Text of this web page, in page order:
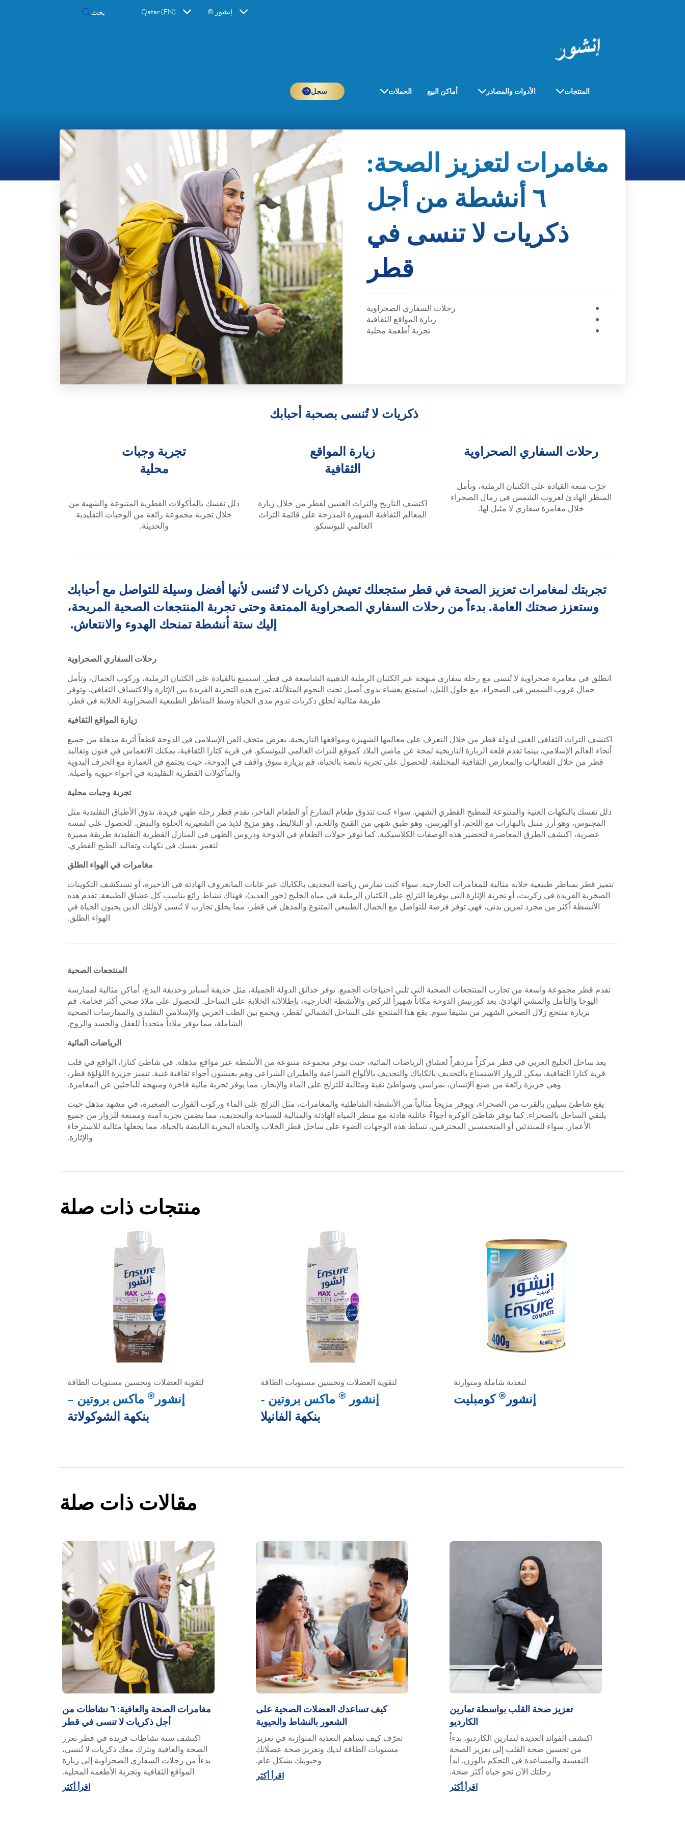
إنشور ® Qatar (EN)
المنتجات الأدوات والمصادر أماكن البيع الحملات سجل
مغامرات لتعزيز الصحة:
٦ أنشطة من أجل
ذكريات لا تنسى في
قطر
رحلات السفاري الصحراوية
زيارة المواقع الثقافية
تجربة أطعمة محلية
ذكريات لا تُنسى بصحبة أحبابك
رحلات السفاري الصحراوية
جرّب متعة القيادة على الكثبان الرملية، وتأمل
المنظر الهادئ لغروب الشمس في رمال الصحراء
خلال مغامرة سفاري لا مثيل لها.
زيارة المواقع
الثقافية
اكتشف التاريخ والتراث الغنيين لقطر من خلال زيارة
المعالم الثقافية الشهيرة المدرجة على قائمة التراث
العالمي لليونسكو.
تجربة وجبات
محلية
دلل نفسك بالمأكولات القطرية المتنوعة والشهية من
خلال تجربة مجموعة رائعة من الوجبات التقليدية
والحديثة.
تجربتك لمغامرات تعزيز الصحة في قطر ستجعلك تعيش ذكريات لا تُنسى لأنها أفضل وسيلة للتواصل مع أحبابك
وستعزز صحتك العامة. بدءاً من رحلات السفاري الصحراوية الممتعة وحتى تجربة المنتجعات الصحية المريحة،
إليك ستة أنشطة تمنحك الهدوء والانتعاش.
رحلات السفاري الصحراوية
انطلق في مغامرة صحراوية لا تُنسى مع رحلة سفاري مبهجة عبر الكثبان الرملية الذهبية الشاسعة في قطر. استمتع بالقيادة على الكثبان الرملية، وركوب الجمال، وتأمل
جمال غروب الشمس في الصحراء. مع حلول الليل، استمتع بعشاء بدوي أصيل تحت النجوم المتلألئة. تمزج هذه التجربة الفريدة بين الإثارة والاكتشاف الثقافي، وتوفر
طريقة مثالية لخلق ذكريات تدوم مدى الحياة وسط المناظر الطبيعية الصحراوية الخلابة في قطر.
زيارة المواقع الثقافية
اكتشف التراث الثقافي الغني لدولة قطر من خلال التعرف على معالمها الشهيرة ومواقعها التاريخية. يعرض متحف الفن الإسلامي في الدوحة قطعاً أثرية مذهلة من جميع
أنحاء العالم الإسلامي، بينما تقدم قلعة الزبارة التاريخية لمحة عن ماضي البلاد كموقع للتراث العالمي لليونسكو. في قرية كتارا الثقافية، يمكنك الانغماس في فنون وتقاليد
قطر من خلال الفعاليات والمعارض الثقافية المختلفة. للحصول على تجربة نابضة بالحياة، قم بزيارة سوق واقف في الدوحة، حيث يجتمع فن العمارة مع الحرف اليدوية
والمأكولات القطرية التقليدية في أجواء حيوية وأصيلة.
تجربة وجبات محلية
دلل نفسك بالنكهات الغنية والمتنوعة للمطبخ القطري الشهي. سواء كنت تتذوق طعام الشارع أو الطعام الفاخر، تقدم قطر رحلة طهي فريدة. تذوق الأطباق التقليدية مثل
المجبوس، وهو أرز متبل بالبهارات مع اللحم، أو الهريس، وهو طبق شهي من القمح واللحم، أو البلاليط، وهو مزيج لذيذ من الشعيرية الحلوة والبيض. للحصول على لمسة
عصرية، اكتشف الطرق المعاصرة لتحضير هذه الوصفات الكلاسيكية. كما توفر جولات الطعام في الدوحة ودروس الطهي في المنازل القطرية التقليدية طريقة مميزة
لتغمر نفسك في نكهات وتقاليد الطبخ القطري.
مغامرات في الهواء الطلق
تتميز قطر بمناظر طبيعية خلابة مثالية للمغامرات الخارجية. سواء كنت تمارس رياضة التجديف بالكاياك عبر غابات المانغروف الهادئة في الذخيرة، أو تستكشف التكوينات
الصخرية الفريدة في زكريت، أو تجربة الإثارة التي يوفرها التزلج على الكثبان الرملية في مياه الخليج (خور العديد)، فهناك نشاط رائع يناسب كل عشاق الطبيعة. تقدم هذه
الأنشطة أكثر من مجرد تمرين بدني، فهي توفر فرصة للتواصل مع الجمال الطبيعي المتنوع والمذهل في قطر، مما يخلق تجارب لا تُنسى لأولئك الذين يحبون الحياة في
الهواء الطلق.
المنتجعات الصحية
تقدم قطر مجموعة واسعة من تجارب المنتجعات الصحية التي تلبي احتياجات الجميع. توفر حدائق الدولة الجميلة، مثل حديقة أسباير وحديقة البدع، أماكن مثالية لممارسة
اليوجا والتأمل والمشي الهادئ. يعد كورنيش الدوحة مكاناً شهيراً للركض والأنشطة الخارجية، بإطلالاته الخلابة على الساحل. للحصول على ملاذ صحي أكثر فخامة، قم
بزيارة منتجع زلال الصحي الشهير من تشيفا سوم. يقع هذا المنتجع على الساحل الشمالي لقطر، ويجمع بين الطب العربي والإسلامي التقليدي والممارسات الصحية
الشاملة، مما يوفر ملاذاً متجدداً للعقل والجسد والروح.
الرياضات المائية
يعد ساحل الخليج العربي في قطر مركزاً مزدهراً لعشاق الرياضات المائية، حيث يوفر مجموعة متنوعة من الأنشطة عبر مواقع مذهلة. في شاطئ كتارا، الواقع في قلب
قرية كتارا الثقافية، يمكن للزوار الاستمتاع بالتجديف بالكاياك والتجديف بالألواح الشراعية والطيران الشراعي وهم يعيشون أجواء ثقافية غنية. تتميز جزيرة اللؤلؤة قطر،
وهي جزيرة رائعة من صنع الإنسان، بمراسي وشواطئ نقية ومثالية للتزلج على الماء والإبحار، مما يوفر تجربة مائية فاخرة ومبهجة للباحثين عن المغامرة.
يقع شاطئ سيلين بالقرب من الصحراء، ويوفر مزيجاً مثالياً من الأنشطة الشاطئية والمغامرات، مثل التزلج على الماء وركوب القوارب الصغيرة، في مشهد مذهل حيث
يلتقي الساحل بالصحراء. كما يوفر شاطئ الوكرة أجواءً عائلية هادئة مع منظر المياه الهادئة والمثالية للسباحة والتجديف، مما يضمن تجربة آمنة وممتعة للزوار من جميع
الأعمار. سواء للمبتدئين أو المتحمسين المحترفين، تسلط هذه الوجهات الضوء على ساحل قطر الخلاب والحياة البحرية النابضة بالحياة، مما يجعلها مثالية للاسترخاء
والإثارة.
منتجات ذات صلة
لتغذية شاملة ومتوازنة
إنشور ® كومبليت
لتقوية العضلات وتحسين مستويات الطاقة
إنشور ® ماكس بروتين -
بنكهة الفانيلا
لتقوية العضلات وتحسين مستويات الطاقة
إنشور ® ماكس بروتين –
بنكهة الشوكولاتة
مقالات ذات صلة
تعزيز صحة القلب بواسطة تمارين
الكارديو
اكتشف الفوائد العديدة لتمارين الكارديو، بدءاً
من تحسين صحة القلب إلى تعزيز الصحة
النفسية والمساعدة في التحكم بالوزن. ابدأ
رحلتك الآن نحو حياة أكثر صحة.
اقرأ أكثر
كيف تساعدك العضلات الصحية على
الشعور بالنشاط والحيوية
تعرّف كيف تساهم التغذية المتوازنة في تعزيز
مستويات الطاقة لديك وتعزيز صحة عضلاتك
وحيويتك بشكل عام.
اقرأ أكثر
مغامرات الصحة والعافية: ٦ نشاطات من
أجل ذكريات لا تنسى في قطر
اكتشف ستة نشاطات فريدة في قطر تعزز
الصحة والعافية وتترك معك ذكريات لا تُنسى،
بدءاً من رحلات السفاري الصحراوية إلى زيارة
المواقع الثقافية وتجربة الأطعمة المحلية.
اقرأ أكثر